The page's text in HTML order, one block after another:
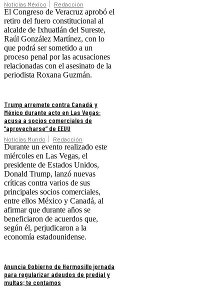
Noticias México Redacción
El Congreso de Veracruz aprobó el
retiro del fuero constitucional al
alcalde de Ixhuatlán del Sureste,
Raúl González Martínez, con lo
que podrá ser sometido a un
proceso penal por las acusaciones
relacionadas con el asesinato de la
periodista Roxana Guzmán.
Trump arremete contra Canadá y
México durante acto en Las Vegas:
acusa a socios comerciales de
“aprovecharse” de EEUU
Noticias Mundo Redacción
Durante un evento realizado este
miércoles en Las Vegas, el
presidente de Estados Unidos,
Donald Trump, lanzó nuevas
críticas contra varios de sus
principales socios comerciales,
entre ellos México y Canadá, al
afirmar que durante años se
beneficiaron de acuerdos que,
según él, perjudicaron a la
economía estadounidense.
Anuncia Gobierno de Hermosillo jornada
para regularizar adeudos de predial y
multas; te contamos